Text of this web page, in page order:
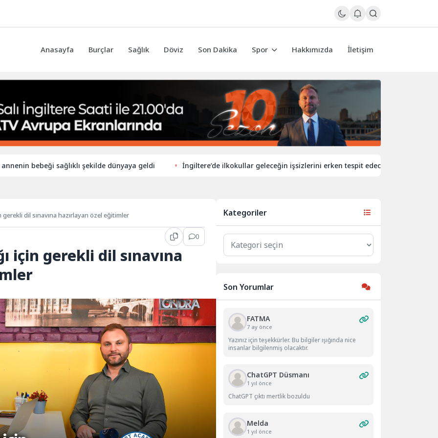
Anasayfa Burçlar Sağlık Döviz Son Dakika Spor Hakkımızda İletişim
sağlıklı şekilde dünyaya geldi İngiltere’de ilkokullar geleceğin işsizlerini erken tespit edecek
gerekli dil sınavına hazırlayan özel eğitimler
0
için gerekli dil sınavına
Kategoriler
Kategoriler
Son Yorumlar
FATMA
7 ay önce
Yazınız için teşekkürler. Bu bilgiler ışığında nice
insanlar bilgilenmiş olacaktır.
ChatGPT Düsmanı
1 yıl önce
ChatGPT çıktı mertlik bozuldu
Melda
1 yıl önce